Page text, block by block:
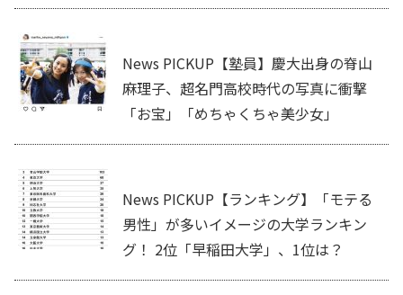
News PICKUP【塾員】慶大出身の脊山
麻理子、超名門高校時代の写真に衝撃
「お宝」「めちゃくちゃ美少女」
News PICKUP【ランキング】「モテる
男性」が多いイメージの大学ランキン
グ！ 2位「早稲田大学」、1位は？